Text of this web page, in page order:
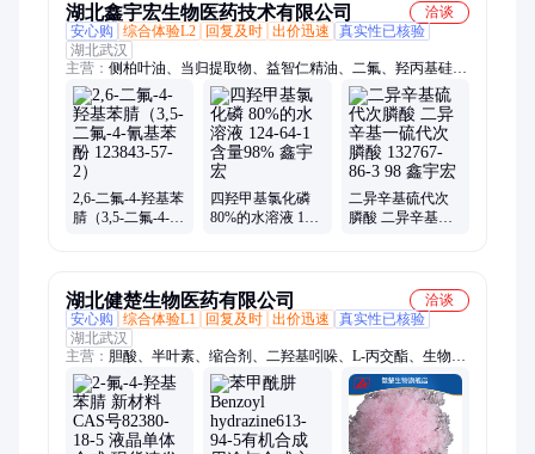
湖北鑫宇宏生物医药技术有限公司
洽谈
安心购
综合体验L2 回复及时 出价迅速
真实性已核验
湖北武汉
主营： 侧柏叶油、当归提取物、益智仁精油、二氟、羟丙基硅
油、侧柏叶精油、茴香提取液、墨旱莲提取物、接骨木提取液
2,6-二氟-4-羟基苯
腈（3,5-二氟-4-氰
四羟甲基氯化磷
80%的水溶液 124-
二异辛基硫代次
膦酸 二异辛基一
湖北健楚生物医药有限公司
洽谈
安心购
综合体验L1 回复及时 出价迅速
真实性已核验
湖北武汉
主营： 胆酸、半叶素、缩合剂、二羟基吲哚、L-丙交酯、生物缓
冲液、表面活性剂、硅烷偶联剂、光电材料中间体、精细化工